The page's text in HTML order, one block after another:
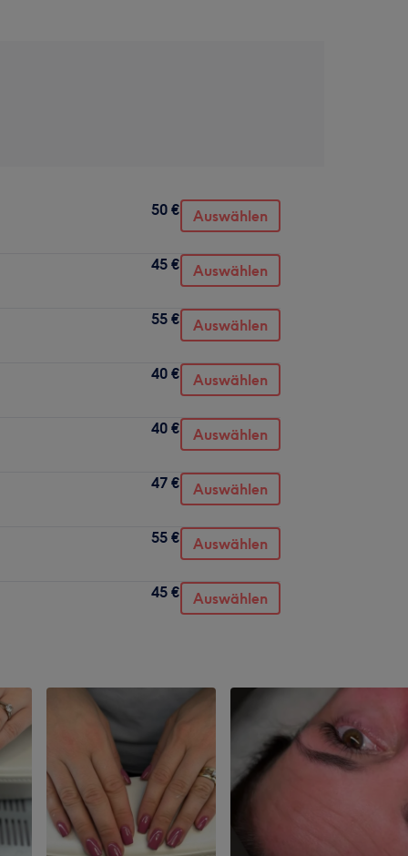
50 € Auswählen
45 € Auswählen
55 € Auswählen
40 € Auswählen
40 € Auswählen
47 € Auswählen
55 € Auswählen
45 € Auswählen